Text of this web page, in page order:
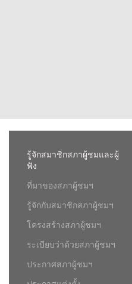
รู้จักสมาชิกสภาผู้ชมและผู้
ฟัง
ที่มาของสภาผู้ชมฯ
รู้จักกับสมาชิกสภาผู้ชมฯ
โครงสร้างสภาผู้ชมฯ
ระเบียบว่าด้วยสภาผู้ชมฯ
ประกาศสภาผู้ชมฯ